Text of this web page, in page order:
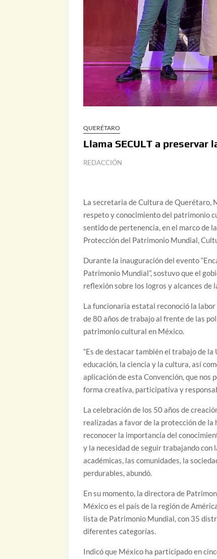
QUERÉTARO
Llama SECULT a
REDACCIÓN
La secretaria de Cultura de Querétaro,
respeto y conocimiento del patrimonio
sentido de pertenencia, en el marco de
Protección del Patrimonio Mundial,
Durante la inauguración del evento
Patrimonio Mundial”, sostuvo que el
reflexión sobre los logros y alcances de
La funcionaria estatal reconoció la
de 80 años de trabajo al frente de las
patrimonio cultural en México.
“Es de destacar también el trabajo de
educación, la ciencia y la cultura, así
aplicación de esta Convención, que
forma creativa, participativa y
La celebración de los 50 años de
realizadas a favor de la protección de
reconocer la importancia del
y la necesidad de seguir trabajando
académicas, las comunidades, la
perdurables, abundó.
En su momento, la directora de
México es el país de la región de
lista de Patrimonio Mundial, con 35
diferentes categorías.
Indicó que México ha participado en